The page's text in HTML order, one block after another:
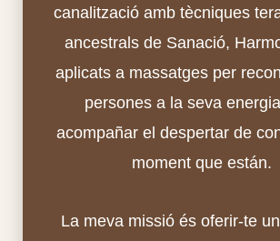
canalització amb tècniques
ancestrals de Sanació,
aplicats a massatges per
persones a la seva
acompañar el despertar de
moment que están.
La meva missió és oferir-te